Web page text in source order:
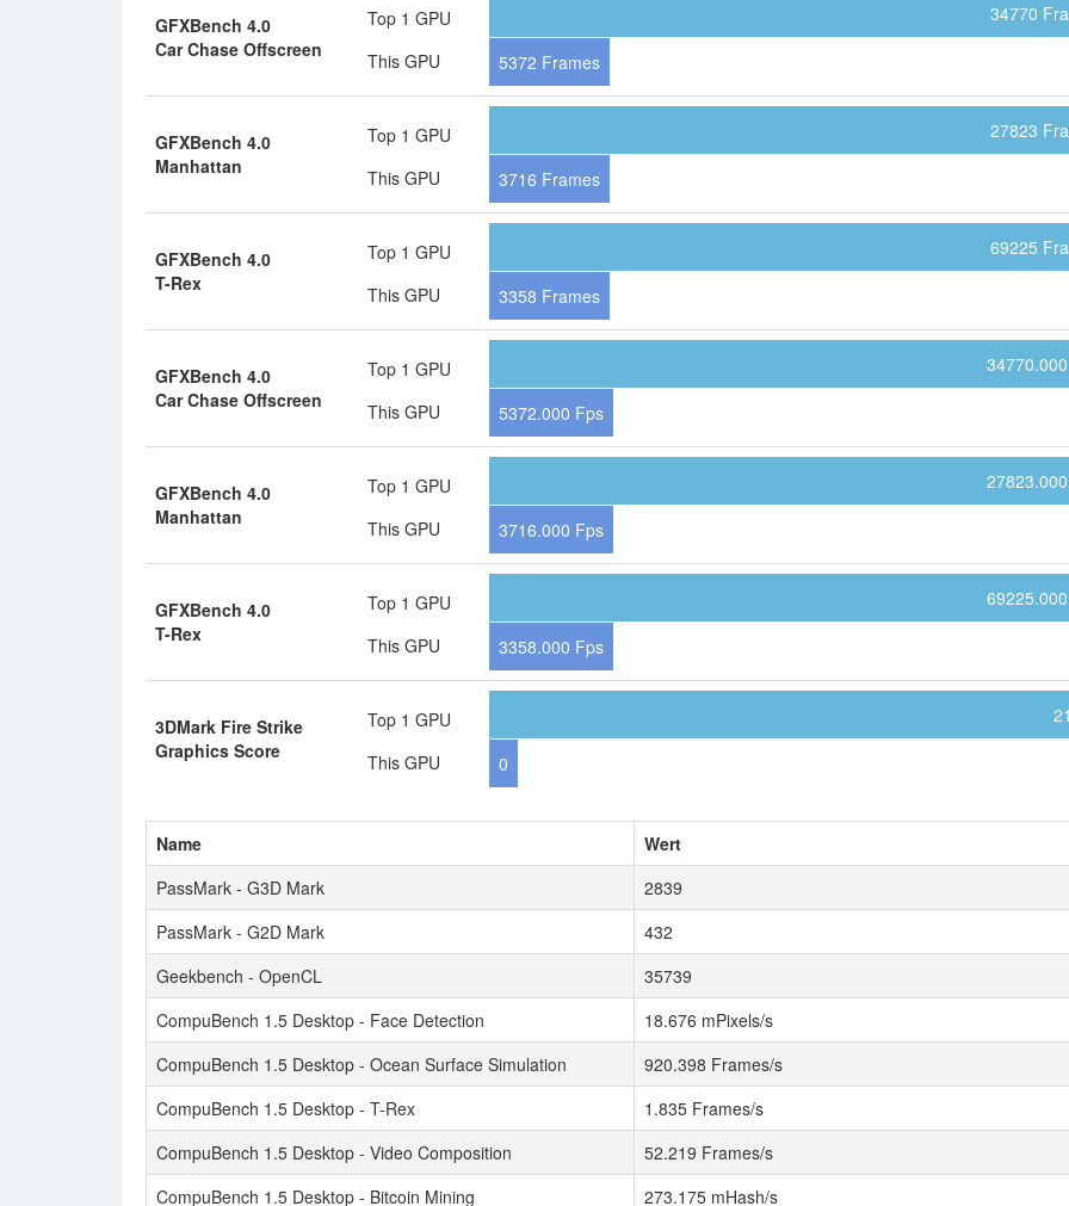
GFXBench 4.0
Car Chase Offscreen
Top 1 GPU
This GPU
34770
5372 Frames
GFXBench 4.0
Manhattan
Top 1 GPU
This GPU
27823
3716 Frames
GFXBench 4.0
T-Rex
Top 1 GPU
This GPU
69225
3358 Frames
GFXBench 4.0
Car Chase Offscreen
Top 1 GPU
This GPU
5372.000 Fps
GFXBench 4.0
Manhattan
Top 1 GPU
This GPU
3716.000 Fps
GFXBench 4.0
T-Rex
Top 1 GPU
This GPU
3358.000 Fps
3DMark Fire Strike
Graphics Score
Top 1 GPU
This GPU
0
Name
Wert
PassMark - G3D Mark
2839
PassMark - G2D Mark
432
Geekbench - OpenCL
35739
CompuBench 1.5 Desktop - Face Detection
18.676 mPixels/s
CompuBench 1.5 Desktop - Ocean Surface Simulation
920.398 Frames/s
CompuBench 1.5 Desktop - T-Rex
1.835 Frames/s
CompuBench 1.5 Desktop - Video Composition
52.219 Frames/s
CompuBench 1.5 Desktop - Bitcoin Mining
273.175 mHash/s